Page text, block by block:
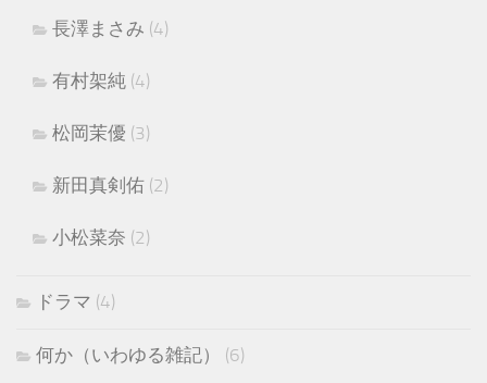
長澤まさみ (4)
有村架純 (4)
松岡茉優 (3)
新田真剣佑 (2)
小松菜奈 (2)
ドラマ (4)
何か（いわゆる雑記）
(6)